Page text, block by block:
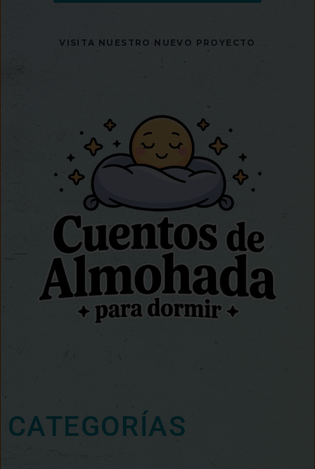
VISITA NUESTRO NUEVO PROYECTO
CATEGORÍAS